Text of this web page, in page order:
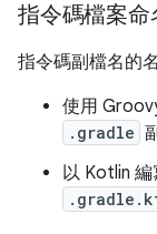
指令碼檔案命
指令碼副檔名的
使用
.gradle
以 Kotlin